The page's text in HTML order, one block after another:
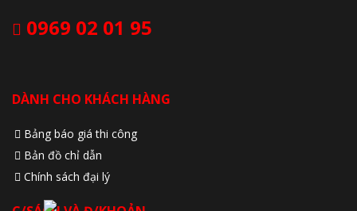
0969 02 01 95
DÀNH CHO KHÁCH HÀNG
Bảng báo giá thi công
Bản đồ chỉ dẫn
Chính sách đại lý